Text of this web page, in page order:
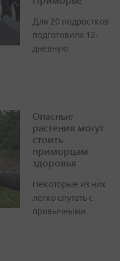
Для 20 подростков
подготовили 12-
дневную
Опасные
растения могут
стоить
приморцам
здоровья
Некоторые из них
легко спутать с
привычными